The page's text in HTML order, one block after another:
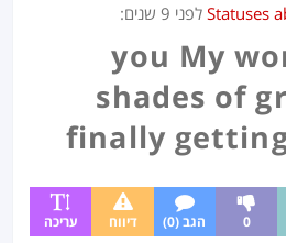
Statuses לפני 9 שנים :
you My
shades of
finally
0 הגב (0) דיווח עריכה